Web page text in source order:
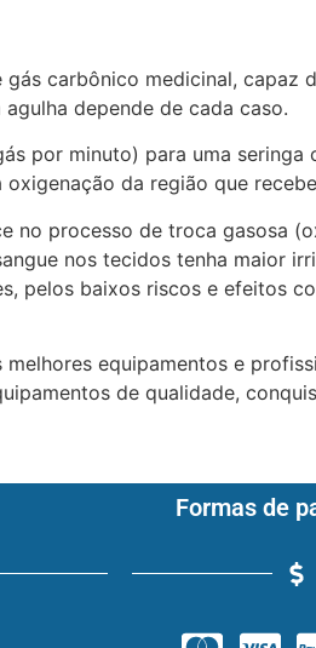
carbônico medicinal, capaz
depende de cada caso.
por minuto) para uma seringa
da região que
no processo de troca gasosa
nos tecidos tenha maior
pelos baixos riscos e efeitos
equipamentos e
de qualidade,
Formas de